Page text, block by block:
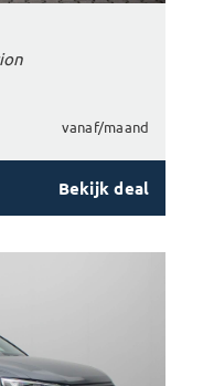
vanaf/maand
Bekijk deal